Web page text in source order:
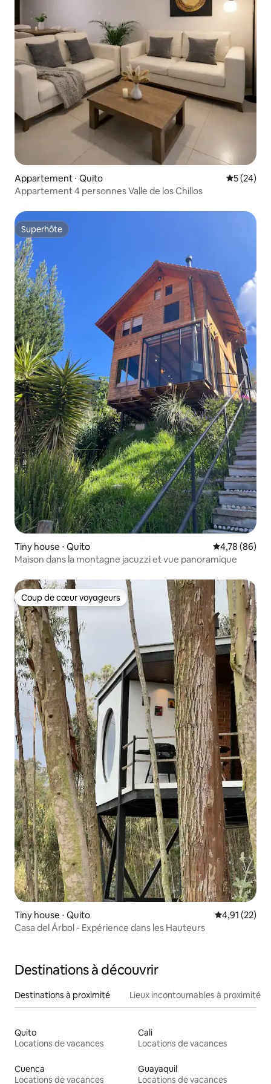
Appartement ⋅ Quito
5 (24)
Appartement 4 personnes Valle de los Chillos
Superhôte
Superhôte
Tiny house ⋅ Quito Évaluation
4,78 (86)
Maison dans la montagne jacuzzi et vue panoramique
Coup de cœur voyageurs
Coup de cœur voyageurs
Tiny house ⋅ Quito Évaluation
4,91 (22)
Casa del Árbol - Expérience dans les Hauteurs
Destinations à découvrir
Destinations à proximité Lieux incontournables à proximité
Quito
Locations de vacances
Cali
Locations de vacances
Cuenca
Locations de vacances
Guayaquil
Locations de vacances